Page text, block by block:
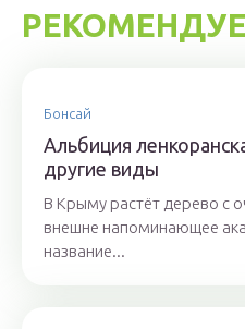
Бонсай
Альбиция
другие виды
В Крыму растёт дерево с
внешне напоминающее
название...